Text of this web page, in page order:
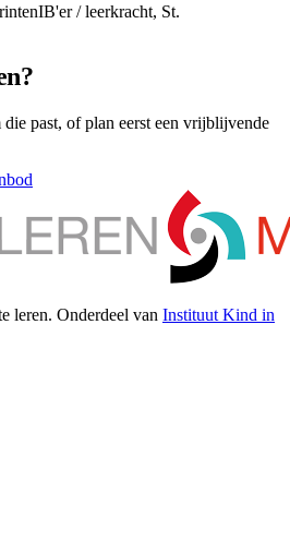
IB'er / leerkracht, St.
past, of plan eerst een vrijblijvende
leren. Onderdeel van Instituut Kind in